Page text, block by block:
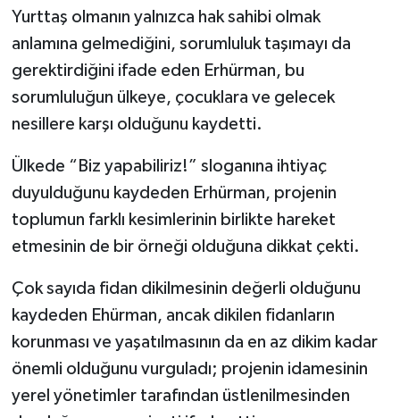
Yurttaş olmanın yalnızca hak sahibi olmak
anlamına gelmediğini, sorumluluk taşımayı da
gerektirdiğini ifade eden Erhürman, bu
sorumluluğun ülkeye, çocuklara ve gelecek
nesillere karşı olduğunu kaydetti.
Ülkede “Biz yapabiliriz!” sloganına ihtiyaç
duyulduğunu kaydeden Erhürman, projenin
toplumun farklı kesimlerinin birlikte hareket
etmesinin de bir örneği olduğuna dikkat çekti.
Çok sayıda fidan dikilmesinin değerli olduğunu
kaydeden Ehürman, ancak dikilen fidanların
korunması ve yaşatılmasının da en az dikim kadar
önemli olduğunu vurguladı; projenin idamesinin
yerel yönetimler tarafından üstlenilmesinden